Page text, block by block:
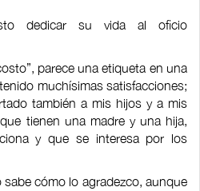
dedicar su vida al oficio
parece una etiqueta en una
muchísimas satisfacciones;
también a mis hijos y a mis
tienen una madre y una hija,
y que se interesa por los
sabe cómo lo agradezco, aunque